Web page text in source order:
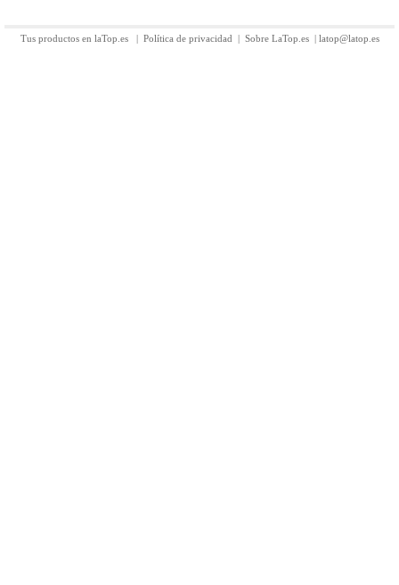
Tus productos en laTop.es | Política de privacidad | Sobre LaTop.es| latop@latop.es